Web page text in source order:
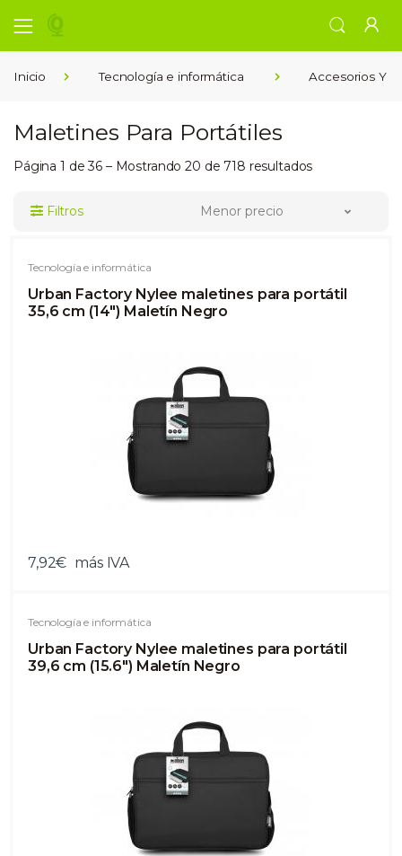
Inicio Tecnología e informática Accesorios Y
Maletines Para Portátiles
Página 1 de 36 – Mostrando 20 de 718 resultados
Filtros Menor precio
Tecnología e informática
Urban Factory Nylee maletines para portátil
35,6 cm (14") Maletín Negro
7,92€ más IVA
Tecnología e informática
Urban Factory Nylee maletines para portátil
39,6 cm (15.6") Maletín Negro